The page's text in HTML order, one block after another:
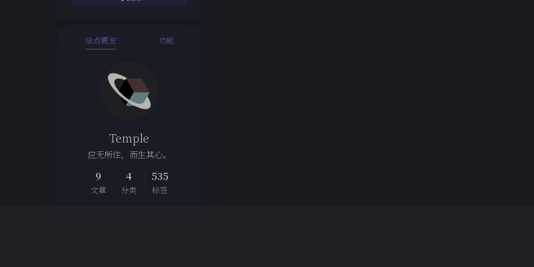
站点概览 功能
Temple
应无所住，而生其心。
9
文章
4
分类
535
标签